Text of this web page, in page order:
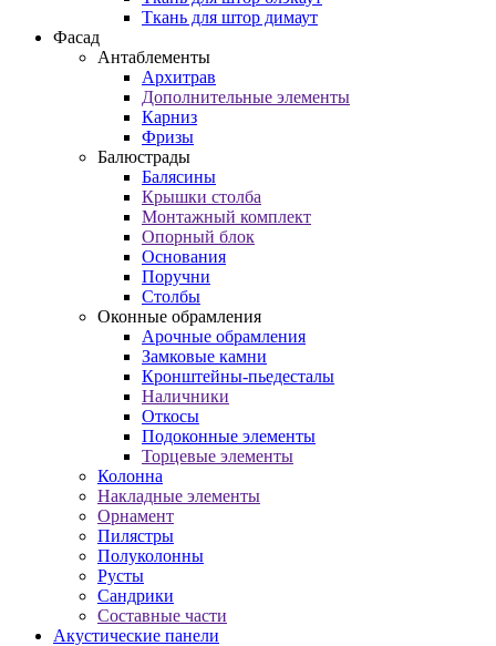
Ткань для штор димаут
Фасад
Антаблементы
Архитрав
Дополнительные элементы
Карниз
Фризы
Балюстрады
Балясины
Крышки столба
Монтажный комплект
Опорный блок
Основания
Поручни
Столбы
Оконные обрамления
Арочные обрамления
Замковые камни
Кронштейны-пьедесталы
Наличники
Откосы
Подоконные элементы
Торцевые элементы
Колонна
Накладные элементы
Орнамент
Пилястры
Полуколонны
Русты
Сандрики
Составные части
Акустические панели